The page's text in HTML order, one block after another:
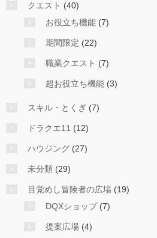
クエスト (40)
お役立ち機能 (7)
期間限定 (22)
職業クエスト (7)
超お役立ち機能 (3)
スキル・とくぎ (7)
ドラクエ11 (12)
ハウジング (27)
未分類 (29)
目覚めし冒険者の広場 (19)
DQXショップ(7)
提案広場 (4)